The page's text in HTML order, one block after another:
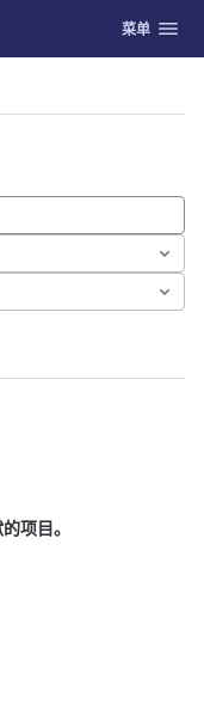
切换导航
菜单
项目。